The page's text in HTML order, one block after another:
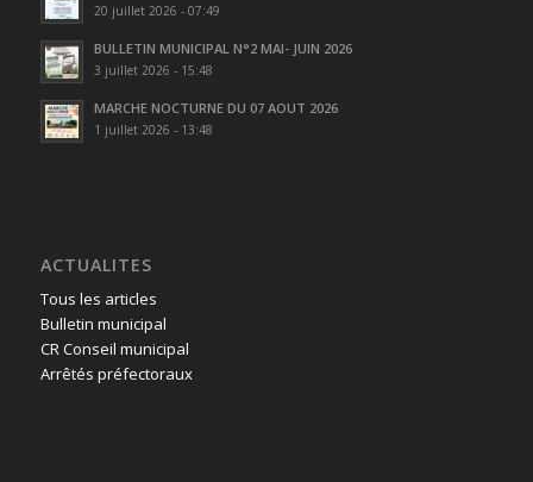
20 juillet 2026 - 07:49
BULLETIN MUNICIPAL N°2 MAI- JUIN 2026
3 juillet 2026 - 15:48
MARCHE NOCTURNE DU 07 AOUT 2026
1 juillet 2026 - 13:48
ACTUALITES
Tous les articles
Bulletin municipal
CR Conseil municipal
Arrêtés préfectoraux